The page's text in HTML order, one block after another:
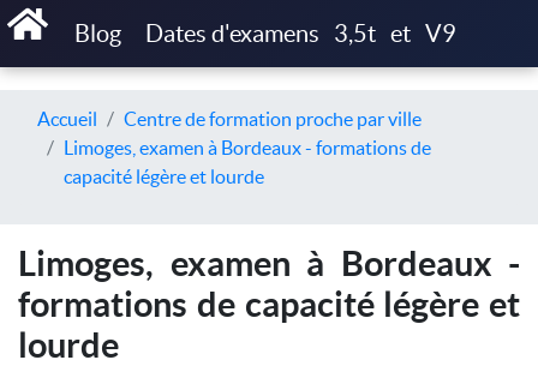
Blog Dates d'examens 3,5t et V9
Accueil
Centre de formation proche par ville
Limoges, examen à Bordeaux - formations de
capacité légère et lourde
Limoges, examen à Bordeaux -
formations de capacité légère et
lourde